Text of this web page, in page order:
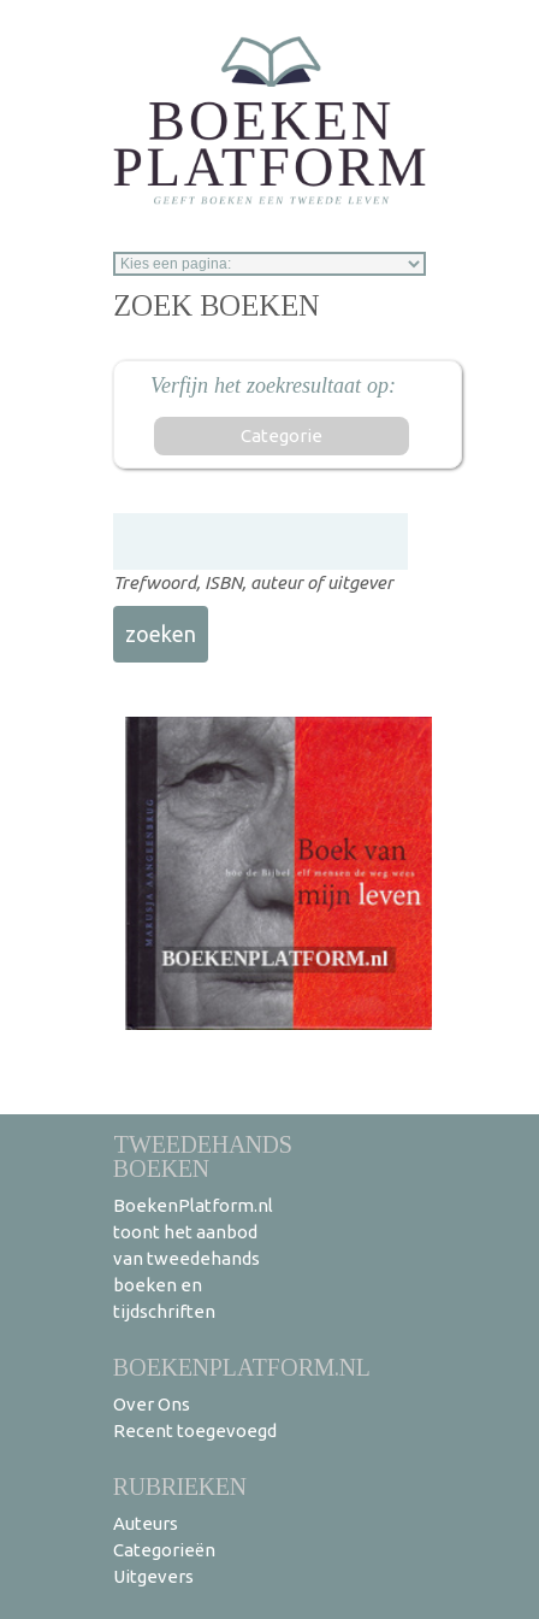
ZOEK BOEKEN
Categorie
Trefwoord, ISBN, auteur of uitgever
TWEEDEHANDS
BOEKEN
BoekenPlatform.nl
toont het aanbod
van tweedehands
boeken en
tijdschriften
BOEKENPLATFORM.NL
Over Ons
Recent toegevoegd
RUBRIEKEN
Auteurs
Categorieën
Uitgevers